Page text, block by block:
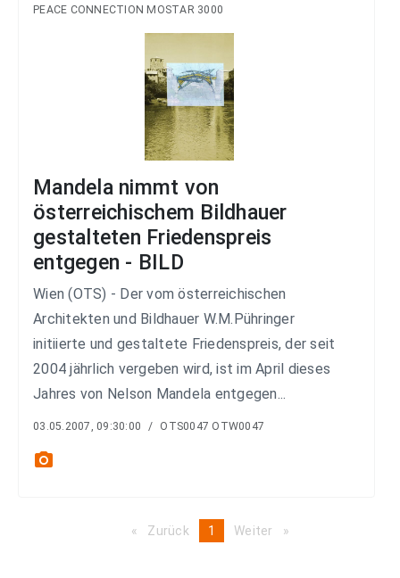
PEACE CONNECTION MOSTAR 3000
Mandela nimmt von
österreichischem Bildhauer
gestalteten Friedenspreis
entgegen - BILD
Wien (OTS) - Der vom österreichischen
Architekten und Bildhauer W.M.Pühringer
initiierte und gestaltete Friedenspreis, der seit
2004 jährlich vergeben wird, ist im April dieses
Jahres von Nelson Mandela entgegen...
03.05.2007, 09:30:00 / OTS0047 OTW0047
photo_camera
Zurück pageYou're
1 Weiter page